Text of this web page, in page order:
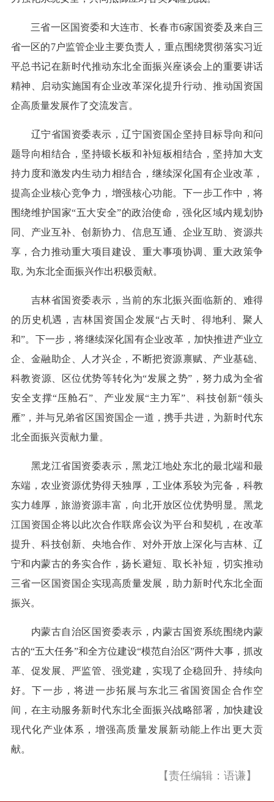
三省一区国资委和大连市、长春市6家国资委及来自三
省一区的7户监管企业主要负责人，重点围绕贯彻落实习近
平总书记在新时代推动东北全面振兴座谈会上的重要讲话
精神、启动实施国有企业改革深化提升行动、推动国资国
企高质量发展作了交流发言。
辽宁省国资委表示，辽宁国资国企坚持目标导向和问
题导向相结合，坚持锻长板和补短板相结合，坚持加大支
持力度和激发内生动力相结合，继续深化国有企业改革，
提高企业核心竞争力，增强核心功能。下一步工作中，将
围绕维护国家“五大安全”的政治使命，强化区域内规划协
同、产业互补、创新协力、信息互通、企业互助、资源共
享，合力推动重大项目建设、重大事项协调、重大政策争
取, 为东北全面振兴作出积极贡献。
吉林省国资委表示，当前的东北振兴面临新的、难得
的历史机遇，吉林国资国企发展“占天时、得地利、聚人
和”。下一步，将继续深化国有企业改革，加快推进产业立
企、金融助企、人才兴企，不断把资源禀赋、产业基础、
科教资源、区位优势等转化为“发展之势”，努力成为全省
安全支撑“压舱石”、产业发展“主力军”、科技创新“领头
雁”，并与兄弟省区国资国企一道，携手共进，为新时代东
北全面振兴贡献力量。
黑龙江省国资委表示，黑龙江地处东北的最北端和最
东端，农业资源优势得天独厚，工业体系较为完备，科教
实力雄厚，旅游资源丰富，向北开放区位优势明显。黑龙
江国资国企将以此次合作联席会议为平台和契机，在改革
提升、科技创新、央地合作、对外开放上深化与吉林、辽
宁和内蒙古的务实合作，扬长避短、取长补短，切实推动
三省一区国资国企实现高质量发展，助力新时代东北全面
振兴。
内蒙古自治区国资委表示，内蒙古国资系统围绕内蒙
古的“五大任务”和全方位建设“模范自治区”两件大事，抓改
革、促发展、严监管、强党建，实现了企稳回升、持续向
好。下一步，将进一步拓展与东北三省国资国企合作空
间，在主动服务新时代东北全面振兴战略部署，加快建设
现代化产业体系，增强高质量发展新动能上作出更大贡
献。
【责任编辑：语谦】